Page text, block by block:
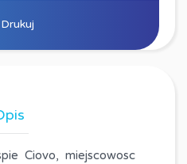
Ciovo, miejscowosc